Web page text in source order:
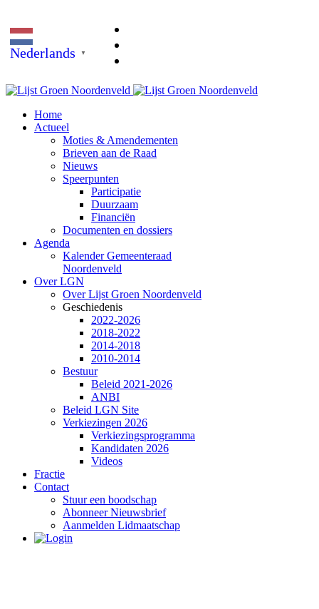
Nederlands ▼
Home
Actueel
Moties & Amendementen
Brieven aan de Raad
Nieuws
Speerpunten
Participatie
Duurzaam
Financiën
Documenten en dossiers
Agenda
Kalender Gemeenteraad
Noordenveld
Over LGN
Over Lijst Groen Noordenveld
Geschiedenis
2022-2026
2018-2022
2014-2018
2010-2014
Bestuur
Beleid 2021-2026
ANBI
Beleid LGN Site
Verkiezingen 2026
Verkiezingsprogramma
Kandidaten 2026
Videos
Fractie
Contact
Stuur een boodschap
Abonneer Nieuwsbrief
Aanmelden Lidmaatschap